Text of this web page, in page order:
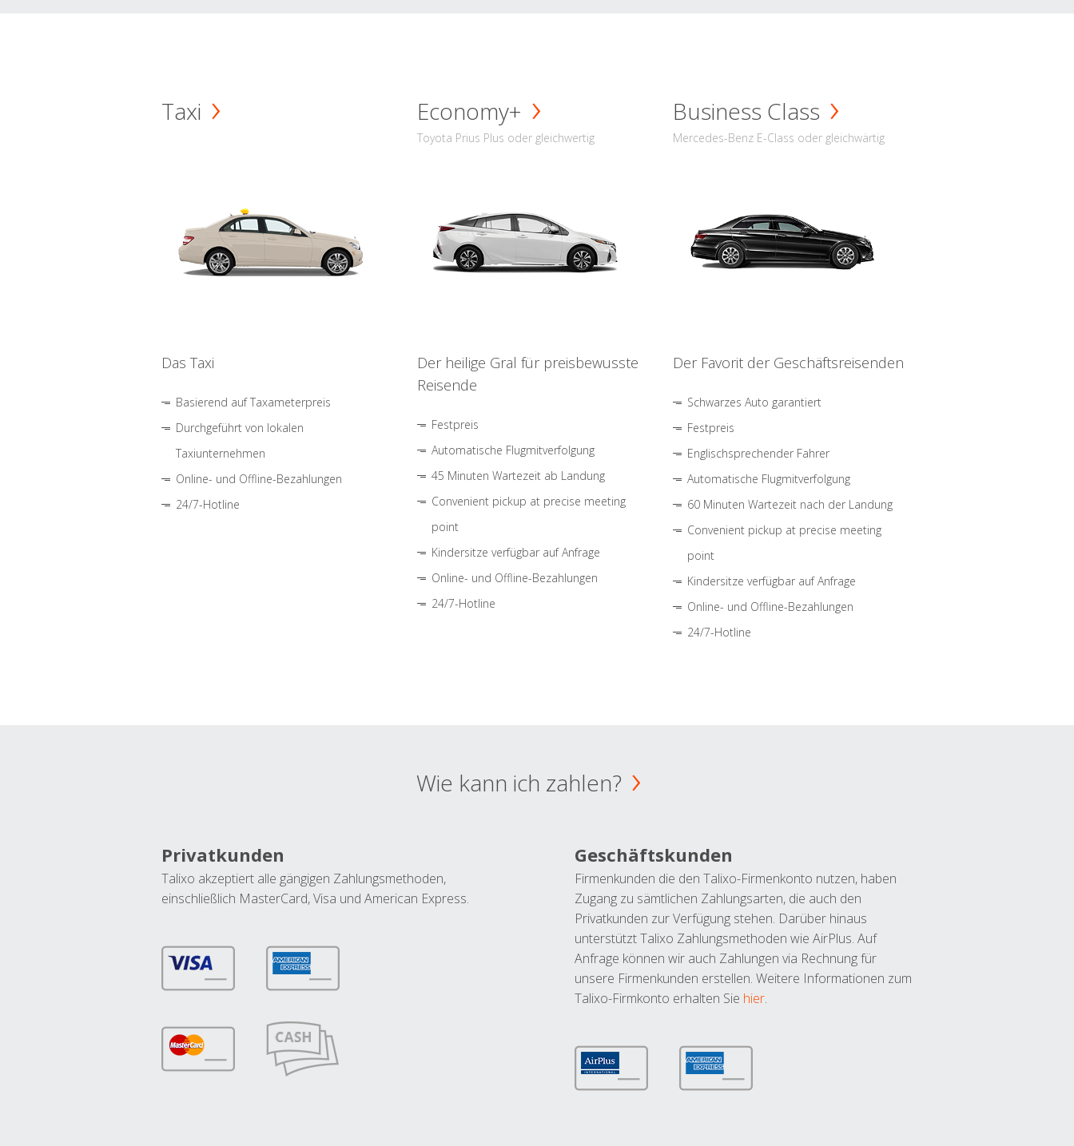
Taxi
Das Taxi
Basierend auf Taxameterpreis
Durchgeführt von lokalen
Taxiunternehmen
Online- und Offline-Bezahlungen
24/7-Hotline
Economy+
Toyota Prius Plus oder gleichwertig
Der heilige Gral für preisbewusste
Reisende
Festpreis
Automatische Flugmitverfolgung
45 Minuten Wartezeit ab Landung
Convenient pickup at precise meeting
point
Kindersitze verfügbar auf Anfrage
Online- und Offline-Bezahlungen
24/7-Hotline
Business Class
Mercedes-Benz E-Class oder gleichwärtig
Der Favorit der Geschäftsreisenden
Schwarzes Auto garantiert
Festpreis
Englischsprechender Fahrer
Automatische Flugmitverfolgung
60 Minuten Wartezeit nach der Landung
Convenient pickup at precise meeting
point
Kindersitze verfügbar auf Anfrage
Online- und Offline-Bezahlungen
24/7-Hotline
Wie kann ich zahlen?
Privatkunden
Talixo akzeptiert alle gängigen Zahlungsmethoden,
einschließlich MasterCard, Visa und American Express.
Geschäftskunden
Firmenkunden die den Talixo-Firmenkonto nutzen, haben
Zugang zu sämtlichen Zahlungsarten, die auch den
Privatkunden zur Verfügung stehen. Darüber hinaus
unterstützt Talixo Zahlungsmethoden wie AirPlus. Auf
Anfrage können wir auch Zahlungen via Rechnung für
unsere Firmenkunden erstellen. Weitere Informationen zum
Talixo-Firmkonto erhalten Sie hier.